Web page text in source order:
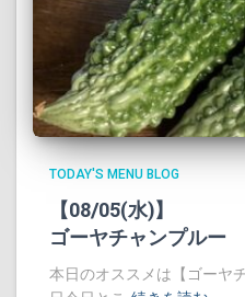
TODAY'S MENU BLOG
【08/05(水)】
ゴーヤチャンプルー
本日のオススメは【ゴーヤ